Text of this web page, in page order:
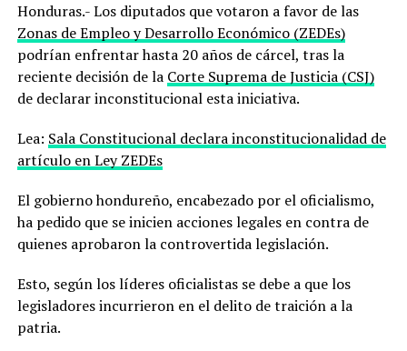
Honduras.- Los diputados que votaron a favor de las
Zonas de Empleo y Desarrollo Económico (ZEDEs)
podrían enfrentar hasta 20 años de cárcel, tras la
reciente decisión de la Corte Suprema de Justicia (CSJ)
de declarar inconstitucional esta iniciativa.
Lea: Sala Constitucional declara inconstitucionalidad de
artículo en Ley ZEDEs
El gobierno hondureño, encabezado por el oficialismo,
ha pedido que se inicien acciones legales en contra de
quienes aprobaron la controvertida legislación.
Esto, según los líderes oficialistas se debe a que los
legisladores incurrieron en el delito de traición a la
patria.